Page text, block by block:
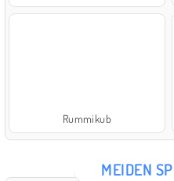
Rummikub
MEIDEN